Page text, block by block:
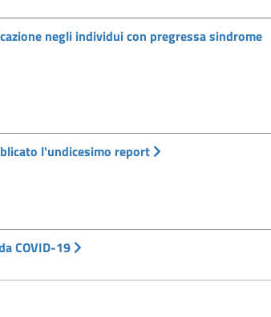
negli individui con pregressa sindrome
l'undicesimo report
COVID-19